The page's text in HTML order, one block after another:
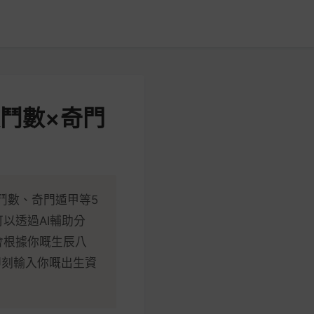
數×奇門
數、奇門遁甲等5
透過AI輔助分
據你嘅生辰八
輸入你嘅出生資